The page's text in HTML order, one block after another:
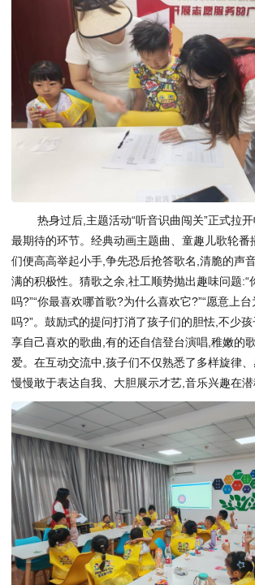
热身过后,主题活动“听音识曲闯关”正式拉
最期待的环节。经典动画主题曲、童趣儿歌轮番
们便高高举起小手,争先恐后抢答歌名,清脆的声
满的积极性。猜歌之余,社工顺势抛出趣味问题:“
吗?”“你最喜欢哪首歌?为什么喜欢它?”“愿意上
吗?”。鼓励式的提问打消了孩子们的胆怯,不少
享自己喜欢的歌曲,有的还自信登台演唱,稚嫩的
爱。在互动交流中,孩子们不仅熟悉了多样旋律
慢慢敢于表达自我、大胆展示才艺,音乐兴趣在潜